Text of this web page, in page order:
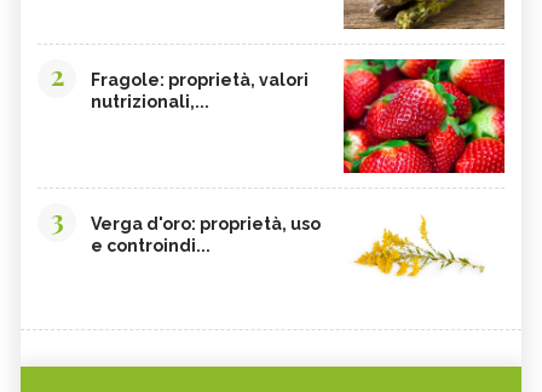
2
Fragole: proprietà, valori
nutrizionali,...
3
Verga d'oro: proprietà, uso
e controindi...